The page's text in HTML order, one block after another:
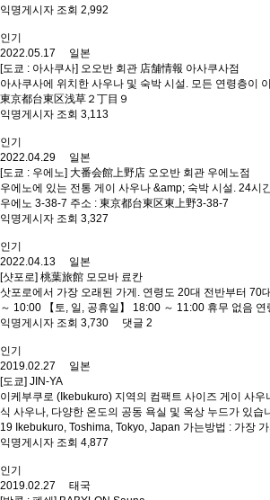
익명게시자 조회 2,992
인기
2022.05.17 일본
[도쿄 : 아사쿠사] 오오반 회관 店舗情報 아사쿠사점
아사쿠사에 위치한 사우나 및 숙박 시설. 모든 연령층이
東京都台東区浅草２丁目９
익명게시자 조회 3,113
인기
2022.04.29 일본
[도쿄 : 우에노] 大番会館上野店 오오반 회관 우에노점
우에노에 있는 전통 게이 사우나 &amp; 숙박 시설. 24시
우에노 3-38-7 주소 : 東京都台東区東上野3-38-7
익명게시자 조회 3,327
인기
2022.04.13 일본
[샷포로] 桃葉旅館 모모바 료칸
삿포로에서 가장 오래된 가게. 연령도 20대 전반부터 70
～ 10:00 【토, 일, 공휴일】 18:00 ～ 11:00 휴무 없음
익명게시자 조회 3,730 댓글 2
인기
2019.02.27 일본
[도쿄] JIN-YA
이케부쿠로 (Ikebukuro) 지역의 컴팩트 사이즈 게이 사
식 사우나, 다양한 온도의 공동 욕실 및 옥상 누드가 있
19 Ikebukuro, Toshima, Tokyo, Japan 가는방법 : 가장
익명게시자 조회 4,877
인기
2019.02.27 태국